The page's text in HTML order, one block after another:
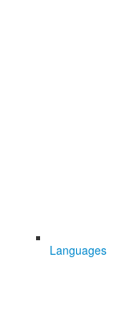
Languages